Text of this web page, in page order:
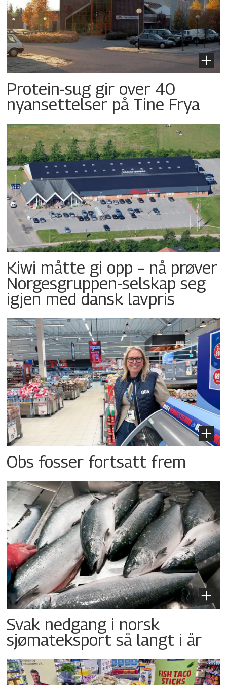
Protein-sug gir over 40
nyansettelser på Tine Frya
Kiwi måtte gi opp – nå prøver
Norgesgruppen-selskap seg
igjen med dansk lavpris
Obs fosser fortsatt frem
Svak nedgang i norsk
sjømateksport så langt i år